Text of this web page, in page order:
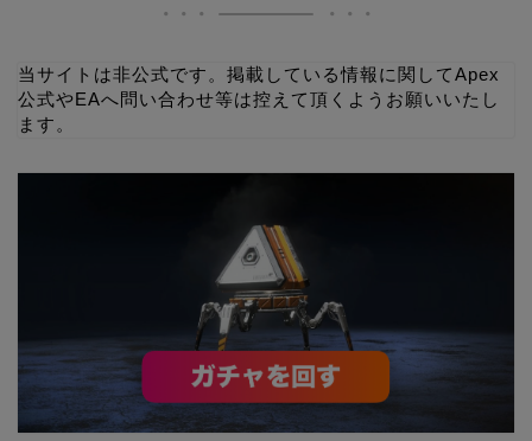
当サイトは非公式です。掲載している情報に関してApex
公式やEAへ問い合わせ等は控えて頂くようお願いいたし
ます。